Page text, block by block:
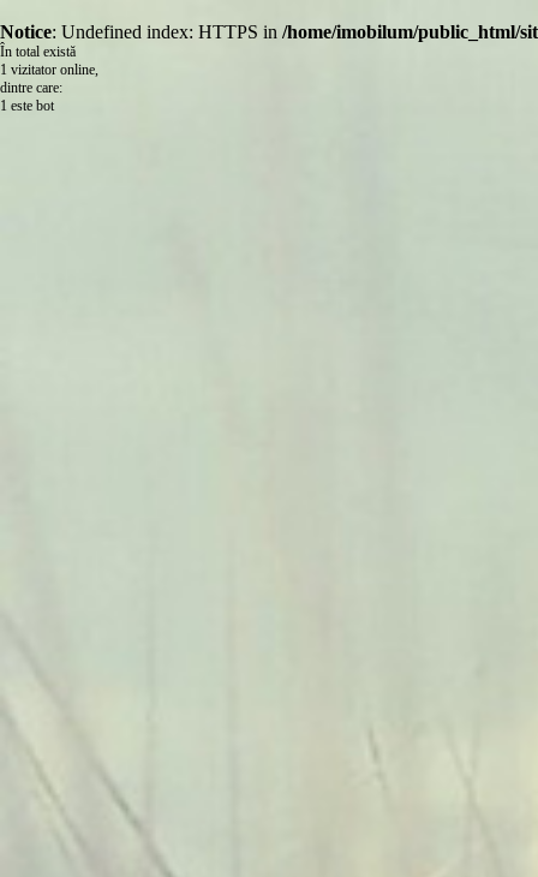
Notice: Undefined index: HTTPS in /home/imobilum/public_html/
În total există
1 vizitator online,
dintre care:
1 este bot